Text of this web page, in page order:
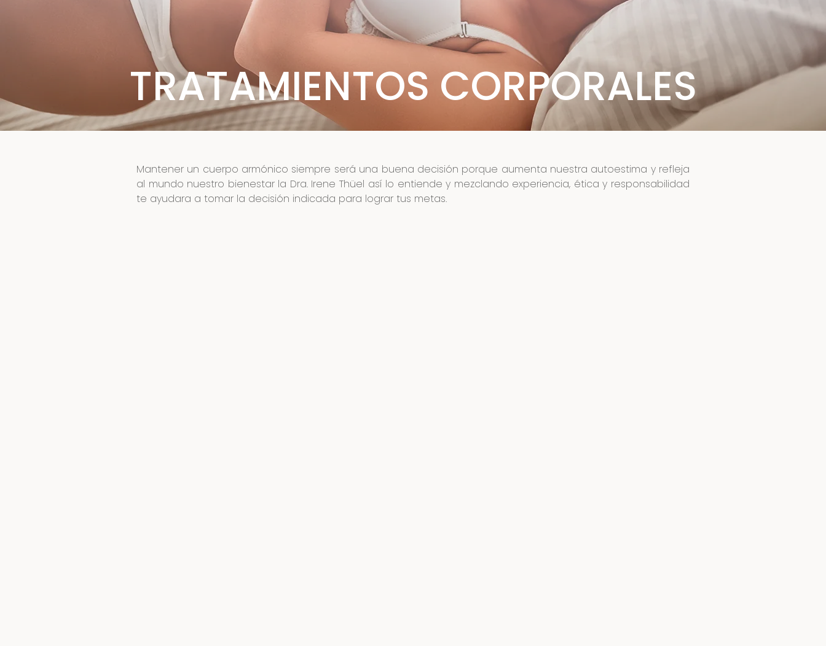
TRATAMIENTOS CORPORALES
Mantener un cuerpo armónico siempre será una buena decisión porque aumenta nuestra autoestima y refleja
al mundo nuestro bienestar la Dra. Irene Thüel así lo entiende y mezclando experiencia, ética y responsabilidad
te ayudara a tomar la decisión indicada para lograr tus metas.